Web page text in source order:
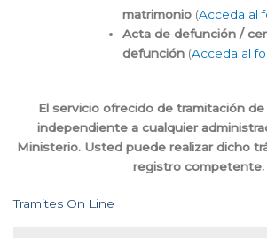
matrimonio (Acceda al
Acta de defunción /
defunción (Acceda al
El servicio ofrecido de tramitación
independiente a cualquier
Ministerio. Usted puede realizar dicho
registro competente.
Tramites On Line